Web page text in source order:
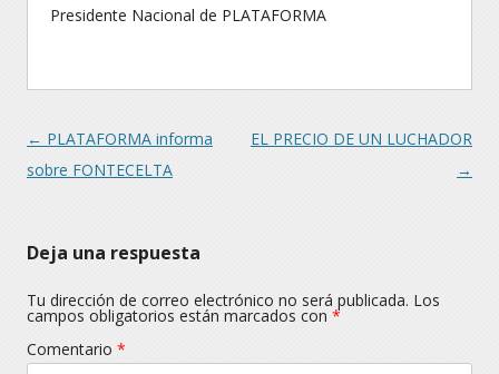
Presidente Nacional de PLATAFORMA
Navegación
← PLATAFORMA informa
sobre FONTECELTA
EL PRECIO DE UN LUCHADOR
→
Deja una respuesta
Tu dirección de correo electrónico no será publicada. Los
campos obligatorios están marcados con *
Comentario *